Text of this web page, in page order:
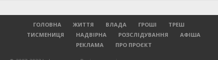
ГОЛОВНА ЖИТТЯ ВЛАДА ГРОШІ
ТРЕШ
ТИСМЕНИЦЯ
НАДВІРНА РОЗСЛІДУВАННЯ
АФІША
РЕКЛАМА
ПРО ПРОЄКТ